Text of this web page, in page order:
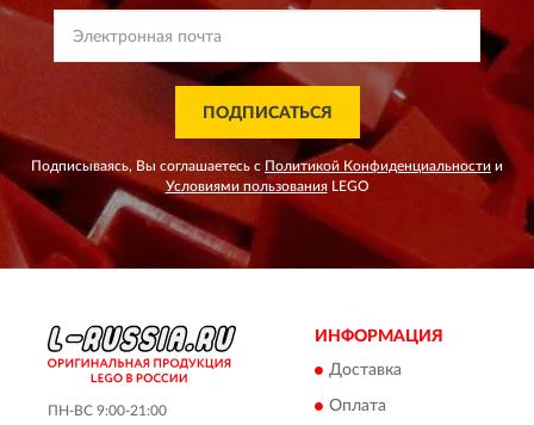
ПОДПИСАТЬСЯ
Подписываясь, Вы соглашаетесь с Политикой Конфиденциальности и
Условиями пользованияLEGO
ПН-ВС 9:00-21:00
ИНФОРМАЦИЯ
Доставка
Оплата